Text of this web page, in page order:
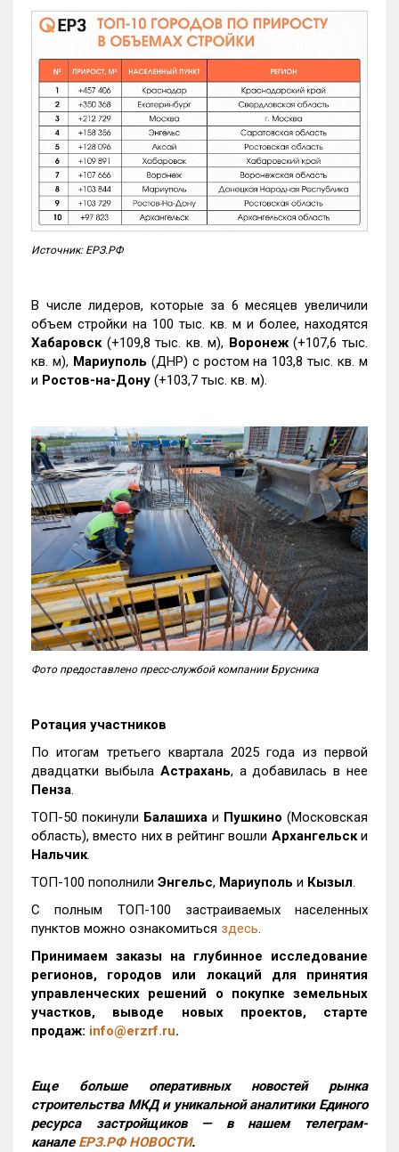
Источник: ЕРЗ.РФ
В числе лидеров, которые за 6 месяцев увеличили
объем стройки на 100 тыс. кв. м и более, находятся
Хабаровск (+109,8 тыс. кв. м), Воронеж(+107,6 тыс.
кв. м), Мариуполь (ДНР) с ростом на 103,8 тыс. кв. м
и Ростов-на-Дону (+103,7 тыс. кв. м).
Фото предоставлено пресс-службой компании Брусника
Ротация участников
По итогам третьего квартала 2025 года из первой
двадцатки выбыла Астрахань, а добавилась в нее
Пенза.
ТОП-50 покинули Балашиха и Пушкино (Московская
область), вместо них в рейтинг вошли Архангельски
Нальчик.
ТОП-100 пополнили Энгельс, Мариуполь и Кызыл.
С полным ТОП-100 застраиваемых населенных
пунктов можно ознакомиться здесь.
Принимаем заказы на глубинное исследование
регионов, городов или локаций для принятия
управленческих решений о покупке земельных
участков, выводе новых проектов, старте
продаж: info@erzrf.ru.
Еще больше оперативных новостей рынка
строительства МКД и уникальной аналитики Единого
ресурса застройщиков — в нашем телеграм-
канале ЕРЗ.РФ НОВОСТИ.